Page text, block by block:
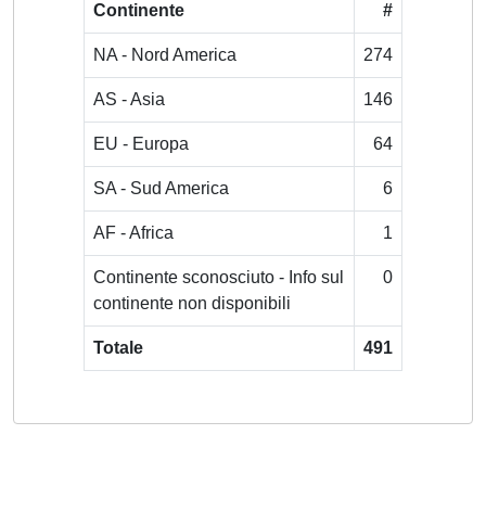
Continente #
NA - Nord America 274
AS - Asia 146
EU - Europa 64
SA - Sud America 6
AF - Africa 1
Continente sconosciuto - Info sul
continente non disponibili
0
Totale 491